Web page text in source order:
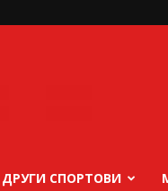
ДРУГИ СПОРТОВИ